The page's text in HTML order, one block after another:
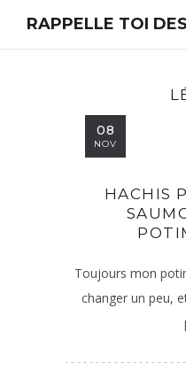
RAPPELLE TOI
08
NOV
HACHIS
Toujours mon
changer un peu,